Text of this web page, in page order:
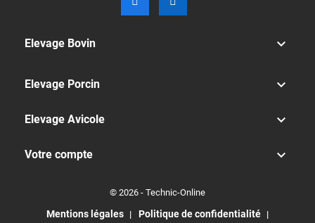
Elevage Bovin 
Elevage Porcin 
Elevage Avicole 
Votre compte 
© 2026 - Technic-Online
Mentions légales Politique de confidentialité